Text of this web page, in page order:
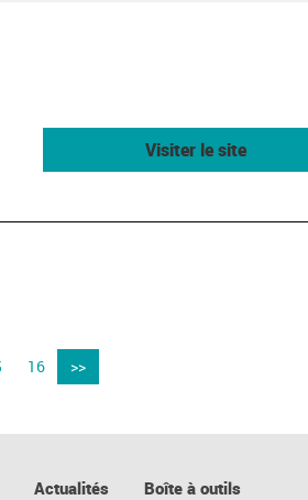
Visiter le site
16 >>
Actualités Boîte à outils